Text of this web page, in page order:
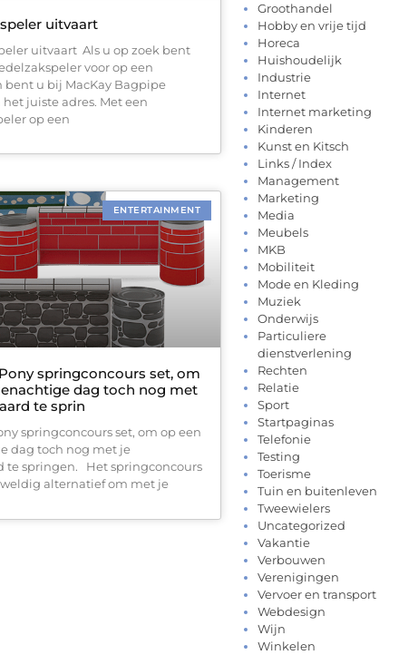
uitvaart
uitvaart Als u op zoek bent
voor op een
bent u bij MacKay Bagpipe
het juiste adres. Met een
op een
ENTERTAINMENT
springconcours set, om
dag toch nog met
te sprin
springconcours set, om op een
dag toch nog met je
te springen. Het springconcours
alternatief om met je
Groothandel
Hobby en vrije tijd
Horeca
Huishoudelijk
Industrie
Internet
Internet marketing
Kinderen
Kunst en Kitsch
Links / Index
Management
Marketing
Media
Meubels
MKB
Mobiliteit
Mode en Kleding
Muziek
Onderwijs
Particuliere
dienstverlening
Rechten
Relatie
Sport
Startpaginas
Telefonie
Testing
Toerisme
Tuin en buitenleven
Tweewielers
Uncategorized
Vakantie
Verbouwen
Verenigingen
Vervoer en transport
Webdesign
Wijn
Winkelen